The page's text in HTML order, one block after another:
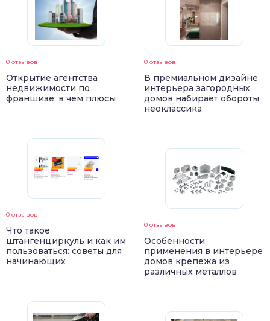
0 отзывов
Открытие агентства
недвижимости по
франшизе: в чем плюсы
0 отзывов
Что такое
штангенциркуль и как им
пользоваться: советы для
начинающих
0 отзывов
В премиальном дизайне
интерьера загородных
домов набирает обороты
неоклассика
0 отзывов
Особенности
применения в интерьере
домов крепежа из
различных металлов